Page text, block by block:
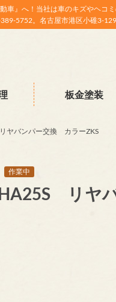
車』へ！当社は車のキズやヘ
5752。名古屋市港区小碓3-129
板金塗装
バンパー交換 カラーZKS
作業中
リヤ